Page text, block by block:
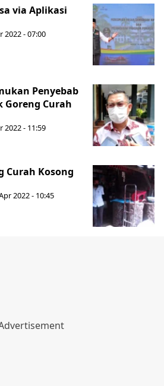
via Aplikasi
2022 - 07:00
Penyebab
Goreng Curah
2022 - 11:59
Curah Kosong
2022 - 10:45